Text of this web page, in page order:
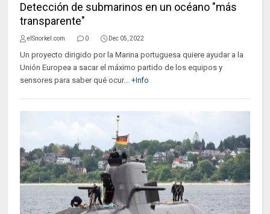
Detección de submarinos en un océano "más
transparente"
elSnorkel.com 0 Dec 05, 2022
Un proyecto dirigido por la Marina portuguesa quiere ayudar a la
Unión Europea a sacar el máximo partido de los equipos y
sensores para saber qué ocur... +Info